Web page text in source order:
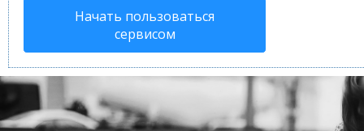
Начать пользоваться
сервисом